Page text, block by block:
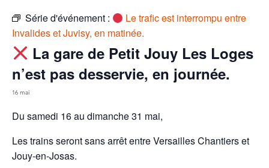
Série d'événement :
Le trafic est interrompu entre
Invalides et Juvisy, en matinée.
La gare de Petit Jouy Les Loges
n’est pas desservie, en journée.
16 mai
Du samedi 16 au dimanche 31 mai,
Les trains seront sans arrêt entre Versailles Chantiers et
Jouy-en-Josas.